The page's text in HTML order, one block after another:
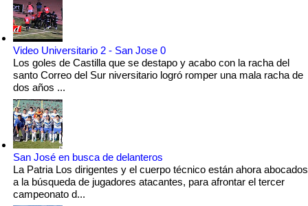
Video Universitario 2 - San Jose 0
Los goles de Castilla que se destapo y acabo con la racha del
santo Correo del Sur niversitario logró romper una mala racha de
dos años ...
San José en busca de delanteros
La Patria Los dirigentes y el cuerpo técnico están ahora abocados
a la búsqueda de jugadores atacantes, para afrontar el tercer
campeonato d...